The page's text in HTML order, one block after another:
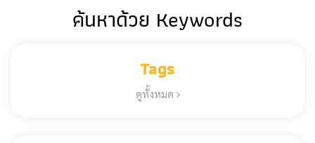
ค้นหาด้วย Keywords
Tags
ดูทั้งหมด